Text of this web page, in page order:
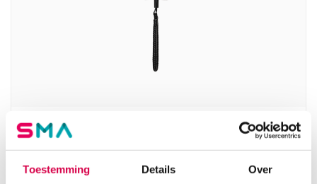
Toestemming Details Over
Heine EN 200-1 wandtransformator, enkele
HEINE